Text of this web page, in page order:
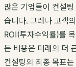
많은 기업들이 컨설
습니다. 그러나고객
ROI(투자수익률)를
든 비용은 미래의 더
컨설팅의 최종 목표